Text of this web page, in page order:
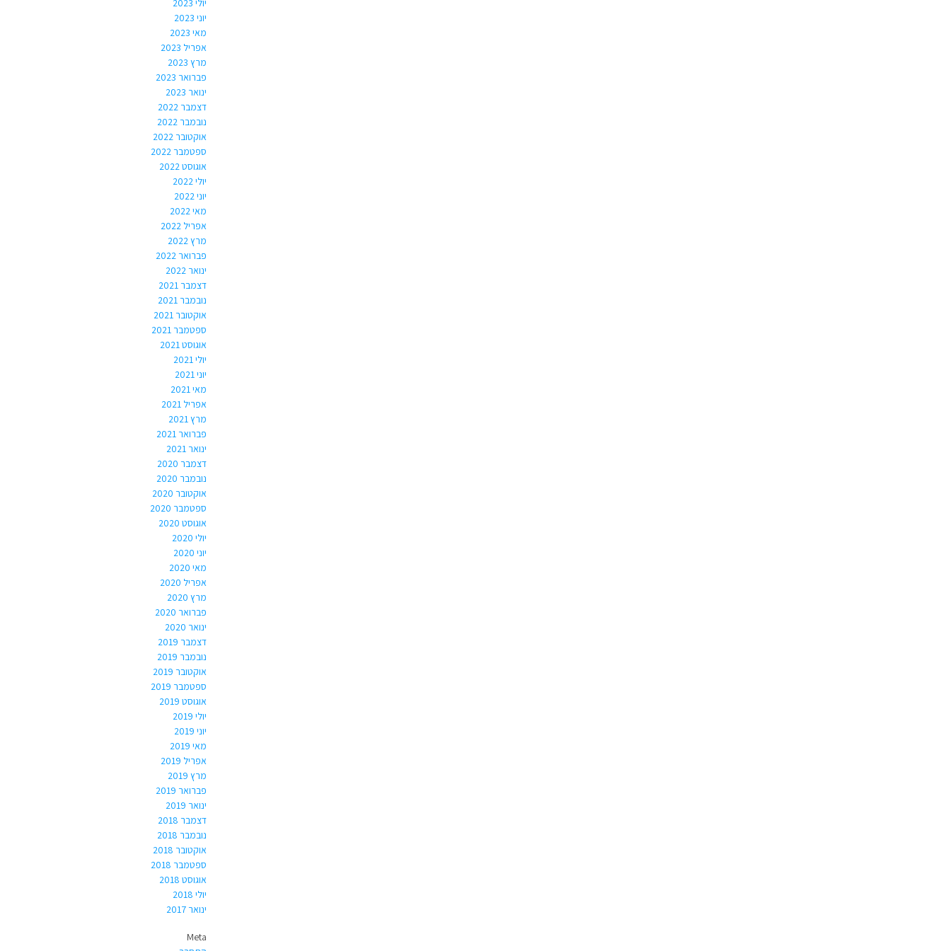
יוני 2023
מאי 2023
אפריל 2023
מרץ 2023
פברואר 2023
ינואר 2023
דצמבר 2022
נובמבר 2022
אוקטובר 2022
ספטמבר 2022
אוגוסט 2022
יולי 2022
יוני 2022
מאי 2022
אפריל 2022
מרץ 2022
פברואר 2022
ינואר 2022
דצמבר 2021
נובמבר 2021
אוקטובר 2021
ספטמבר 2021
אוגוסט 2021
יולי 2021
יוני 2021
מאי 2021
אפריל 2021
מרץ 2021
פברואר 2021
ינואר 2021
דצמבר 2020
נובמבר 2020
אוקטובר 2020
ספטמבר 2020
אוגוסט 2020
יולי 2020
יוני 2020
מאי 2020
אפריל 2020
מרץ 2020
פברואר 2020
ינואר 2020
דצמבר 2019
נובמבר 2019
אוקטובר 2019
ספטמבר 2019
אוגוסט 2019
יולי 2019
יוני 2019
מאי 2019
אפריל 2019
מרץ 2019
פברואר 2019
ינואר 2019
דצמבר 2018
נובמבר 2018
אוקטובר 2018
ספטמבר 2018
אוגוסט 2018
יולי 2018
ינואר 2017
Meta